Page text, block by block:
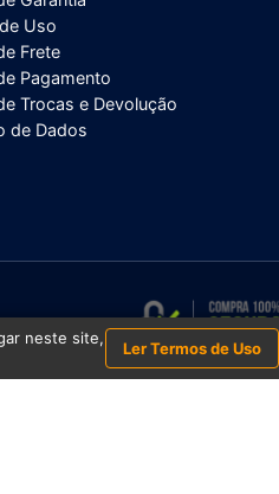
Uso
Frete
Pagamento
Trocas e Devolução
de Dados
neste site,
Ler Termos de Uso